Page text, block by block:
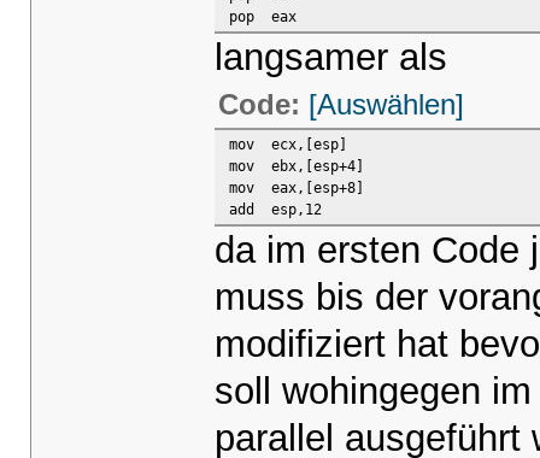
pop eax
langsamer als
Code: [Auswählen]
mov ecx,[esp]
mov ebx,[esp+4]
mov eax,[esp+8]
add esp,12
da im ersten Code
muss bis der
modifiziert hat
soll wohingegen
parallel ausgeführt